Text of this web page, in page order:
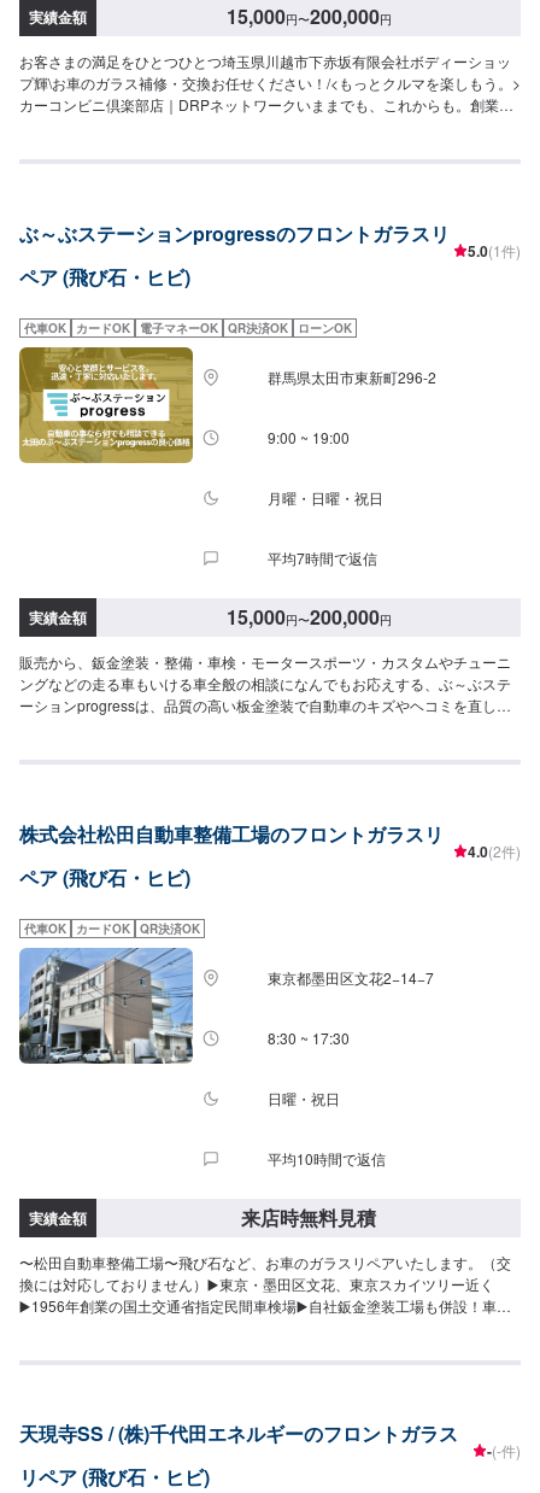
実績金額 15,000円〜200,000円
お客さまの満足をひとつひとつ埼玉県川越市下赤坂有限会社ボディーショッ
プ輝\お車のガラス補修・交換お任せください！/<もっとクルマを楽しもう。>
カーコンビニ倶楽部店｜DRPネットワークいままでも、これからも。創業以
コンビニ倶楽部やDRPネットワークに加入し、設備を整え、焦ることなく休
いただければ作業開始【4】仕上がり次第納車<代車について>代車をご用意
しています。お車の作業中は代車をご利用ください。※代車の燃料代はお客様
にご負担いただいております。<定休日・営業時間>定休日：年中無休（大型
必要な場合、一般的に国内に流通している部品以外は本国取り寄せとなるた
め、作業完了までにお時間をいただく場合がございます。また車の性質上、
追加部品・作業が必要となるケースがあり、その場合は都度ご連絡をさせて
いただきます。
ぶ～ぶステーションprogressのフロントガラスリ
ペア (飛び石・ヒビ)
5.0(1件)
代車OK カードOK 電子マネーOK QR決済OK ローンOK
群馬県太田市東新町296-2
9:00 ~ 19:00
月曜・日曜・祝日
平均7時間で返信
実績金額 15,000円〜200,000円
販売から、鈑金塗装・整備・車検・モータースポーツ・カスタムやチューニ
ングなどの走る車もいける車全般の相談になんでもお応えする、ぶ～ぶステ
ーションprogressは、品質の高い板金塗装で自動車のキズやヘコミを直しま
ので、お気軽にお問い合わせください。ブレーキパッドの交換や車内のクリ
ドバイスを心掛けております。--------------------------------------------------【1】オ
ファーにてお問い合わせ【2】お見積り【3】お見積りにご納得いただければ
作業開始【4】仕上がり次第納車-----納期について-----納期は通常2日～3日程
さい。-----代車について-----無料の代車をご用意しています。お車の作業中は
代車をご利用ください。※代車の燃料代はお客様にご負担いただいておりま
す。-----ご来店時の注意、受付方法-----当工場は太田桐生インターチェンジか
ら５分入庫の際はお気をつけてお越しください。駐車スペースは工場前の空
いているスペースに駐車してください。受付はスタッフへ「メンテモで予約
しました」とお伝えください。ご案内いたします。【定休日・営業時間】定
休日：日曜日営業時間：9:00~19:00
株式会社松田自動車整備工場のフロントガラスリ
ペア (飛び石・ヒビ)
4.0(2件)
代車OK カードOK QR決済OK
東京都墨田区文花2−14−7
8:30 ~ 17:30
日曜・祝日
平均10時間で返信
実績金額 来店時無料見積
〜松田自動車整備工場〜飛び石など、お車のガラスリペアいたします。（交
換には対応しておりません）▶️東京・墨田区文花、東京スカイツリー近く
▶️1956年創業の国土交通省指定民間車検場▶️自社鈑金塗装工場も併設！車
い！「お車のかかりつけ医」としてぜひ当社をご利用ください。【代車につ
る場合がございます。【パーツについて】パーツ持ち込み・販売可能！持ち
込み希望の方▶️オファーにてお車とパーツの詳細をお送りください。ご購入
希望の方▶️オファーにて車種情報をお送りください。
天現寺SS / (株)千代田エネルギーのフロントガラス
リペア (飛び石・ヒビ)
-(-件)